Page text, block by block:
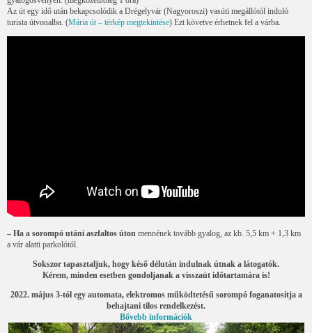
Az út egy idő után bekapcsolódik a Drégelyvár (Nagyoroszi) vasúti megállótól induló
turista útvonalba. (Mária út – térkép megtekintése) Ezt követve érhetnek fel a várba.
– Ha a sorompó utáni aszfaltos úton mennének tovább gyalog, az kb. 5,5 km + 1,3 km
a vár alatti parkolótól.
Sokszor tapasztaljuk, hogy késő délután indulnak útnak a látogatók.
Kérem, minden esetben gondoljanak a visszaút időtartamára is!
2022. május 3-tól egy automata, elektromos működtetésű sorompó foganatosítja a
behajtani tilos rendelkezést.
Bővebb információk